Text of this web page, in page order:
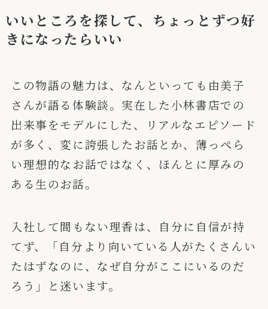
いいところを探して、ちょっとずつ好
きになったらいい
この物語の魅力は、なんといっても由美子
さんが語る体験談。実在した小林書店での
出来事をモデルにした、リアルなエピソード
が多く、変に誇張したお話とか、薄っぺら
い理想的なお話ではなく、ほんとに厚みの
ある生のお話。
入社して間もない理香は、自分に自信が持
てず、「自分より向いている人がたくさんい
たはずなのに、なぜ自分がここにいるのだ
ろう」と迷います。